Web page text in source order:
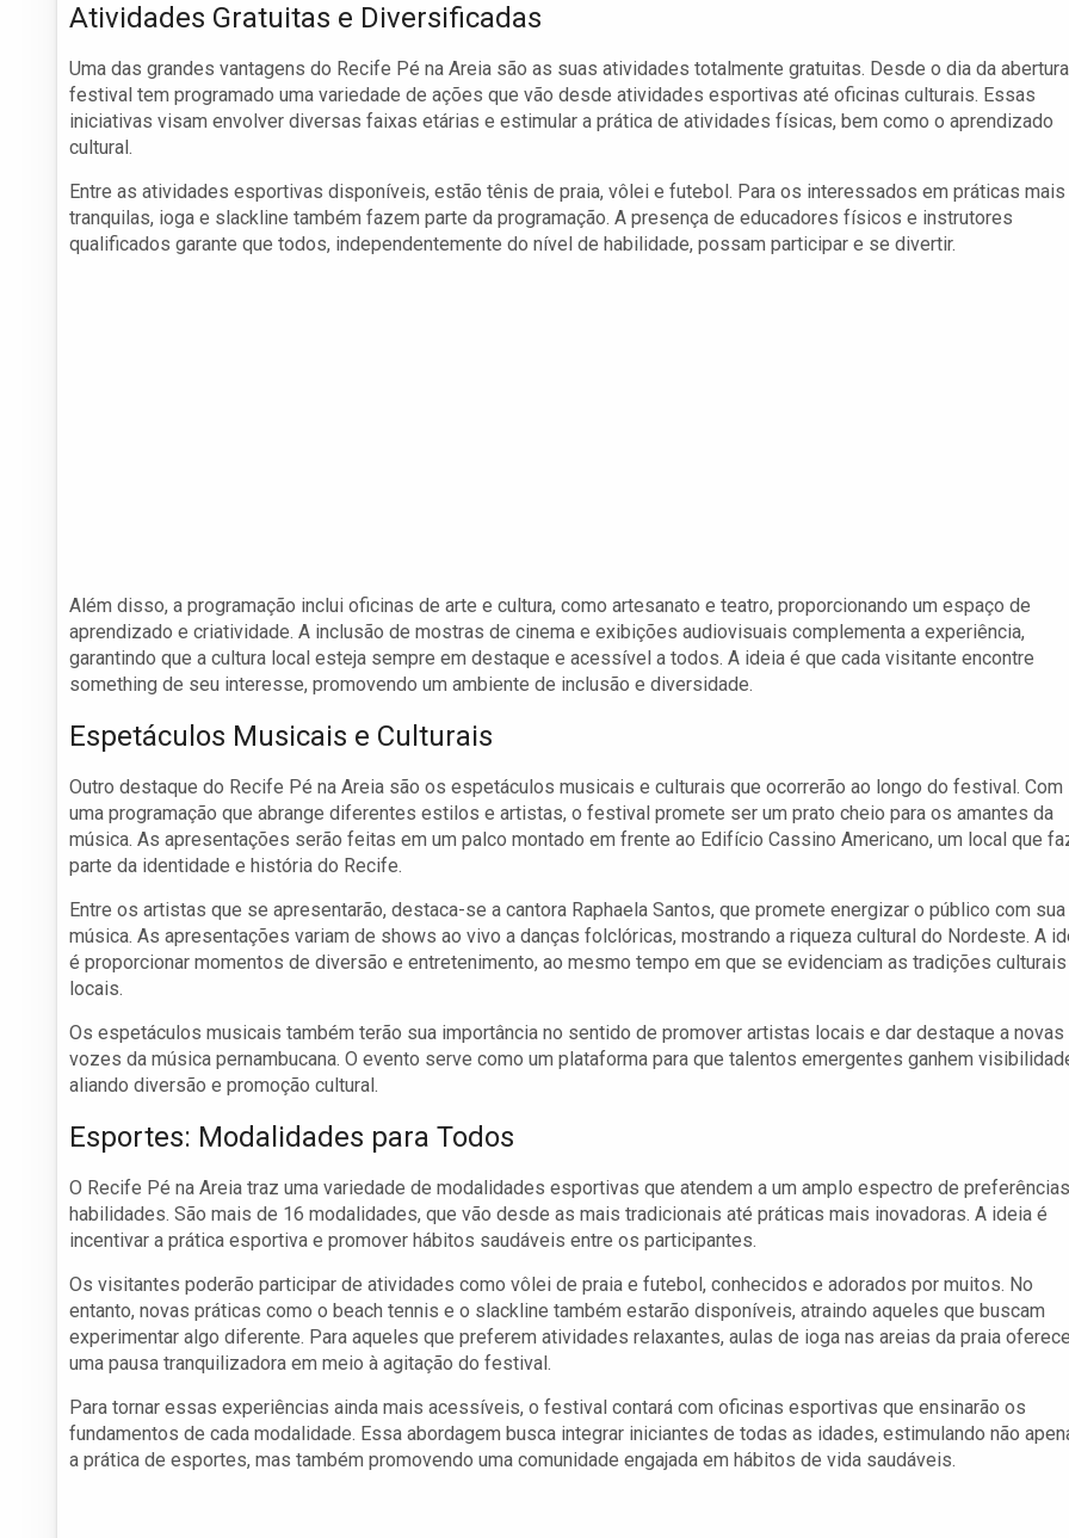
Atividades Gratuitas e Diversificadas
Uma das grandes vantagens do Recife Pé na Areia são as suas atividades totalmente gratuitas. Desde o dia da
festival tem programado uma variedade de ações que vão desde atividades esportivas até oficinas culturais. Essas
iniciativas visam envolver diversas faixas etárias e estimular a prática de atividades físicas, bem como o aprendizado
cultural.
Entre as atividades esportivas disponíveis, estão tênis de praia, vôlei e futebol. Para os interessados em práticas mais
tranquilas, ioga e slackline também fazem parte da programação. A presença de educadores físicos e instrutores
qualificados garante que todos, independentemente do nível de habilidade, possam participar e se divertir.
Além disso, a programação inclui oficinas de arte e cultura, como artesanato e teatro, proporcionando um espaço de
aprendizado e criatividade. A inclusão de mostras de cinema e exibições audiovisuais complementa a experiência,
garantindo que a cultura local esteja sempre em destaque e acessível a todos. A ideia é que cada visitante encontre
something de seu interesse, promovendo um ambiente de inclusão e diversidade.
Espetáculos Musicais e Culturais
Outro destaque do Recife Pé na Areia são os espetáculos musicais e culturais que ocorrerão ao longo do festival. Com
uma programação que abrange diferentes estilos e artistas, o festival promete ser um prato cheio para os amantes da
música. As apresentações serão feitas em um palco montado em frente ao Edifício Cassino Americano, um local que
parte da identidade e história do Recife.
Entre os artistas que se apresentarão, destaca-se a cantora Raphaela Santos, que promete energizar o público com sua
música. As apresentações variam de shows ao vivo a danças folclóricas, mostrando a riqueza cultural do Nordeste. A
é proporcionar momentos de diversão e entretenimento, ao mesmo tempo em que se evidenciam as tradições culturais
locais.
Os espetáculos musicais também terão sua importância no sentido de promover artistas locais e dar destaque a novas
vozes da música pernambucana. O evento serve como um plataforma para que talentos emergentes ganhem
aliando diversão e promoção cultural.
Esportes: Modalidades para Todos
O Recife Pé na Areia traz uma variedade de modalidades esportivas que atendem a um amplo espectro de
habilidades. São mais de 16 modalidades, que vão desde as mais tradicionais até práticas mais inovadoras. A ideia é
incentivar a prática esportiva e promover hábitos saudáveis entre os participantes.
Os visitantes poderão participar de atividades como vôlei de praia e futebol, conhecidos e adorados por muitos. No
entanto, novas práticas como o beach tennis e o slackline também estarão disponíveis, atraindo aqueles que buscam
experimentar algo diferente. Para aqueles que preferem atividades relaxantes, aulas de ioga nas areias da praia
uma pausa tranquilizadora em meio à agitação do festival.
Para tornar essas experiências ainda mais acessíveis, o festival contará com oficinas esportivas que ensinarão os
fundamentos de cada modalidade. Essa abordagem busca integrar iniciantes de todas as idades, estimulando não
a prática de esportes, mas também promovendo uma comunidade engajada em hábitos de vida saudáveis.